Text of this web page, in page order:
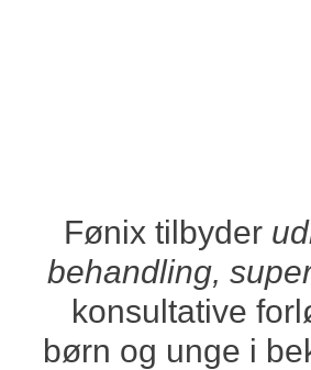
Fønix tilbyder
behandling,
konsultative
børn og unge i